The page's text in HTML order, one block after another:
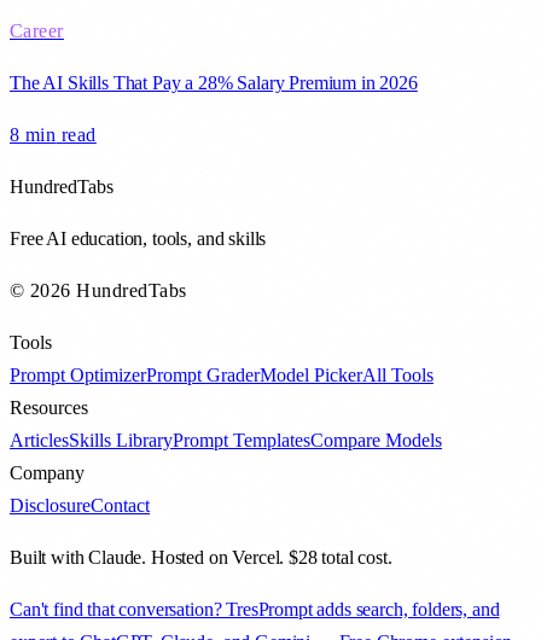
Career
The AI Skills That Pay a 28% Salary Premium in 2026
8 min read
HundredTabs
Free AI education, tools, and skills
© 2026 HundredTabs
Tools
Prompt OptimizerPrompt GraderModel PickerAll Tools
Resources
ArticlesSkills LibraryPrompt TemplatesCompare Models
Company
DisclosureContact
Built with Claude. Hosted on Vercel. $28 total cost.
Can't find that conversation? TresPrompt adds search, folders, and